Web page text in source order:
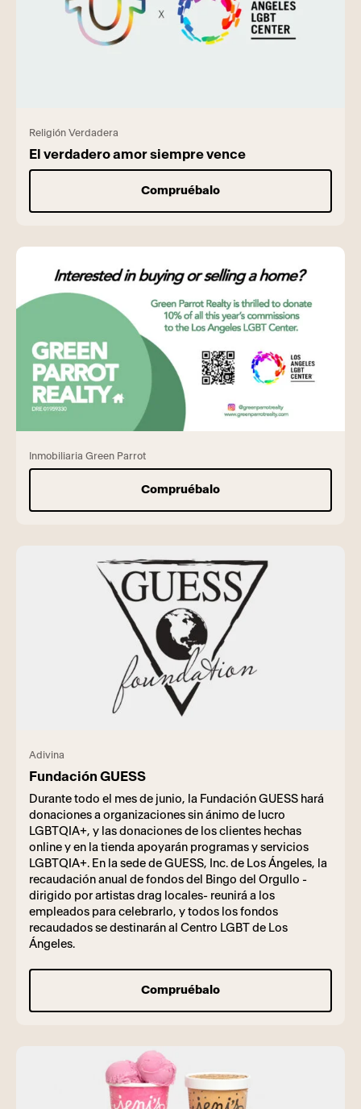
Religión Verdadera
El verdadero amor siempre vence
Compruébalo
Inmobiliaria Green Parrot
Compruébalo
Adivina
Fundación GUESS
Durante todo el mes de junio, la Fundación GUESS hará
donaciones a organizaciones sin ánimo de lucro
LGBTQIA+, y las donaciones de los clientes hechas
online y en la tienda apoyarán programas y servicios
LGBTQIA+. En la sede de GUESS, Inc. de Los Ángeles, la
recaudación anual de fondos del Bingo del Orgullo -
dirigido por artistas drag locales- reunirá a los
empleados para celebrarlo, y todos los fondos
recaudados se destinarán al Centro LGBT de Los
Ángeles.
Compruébalo